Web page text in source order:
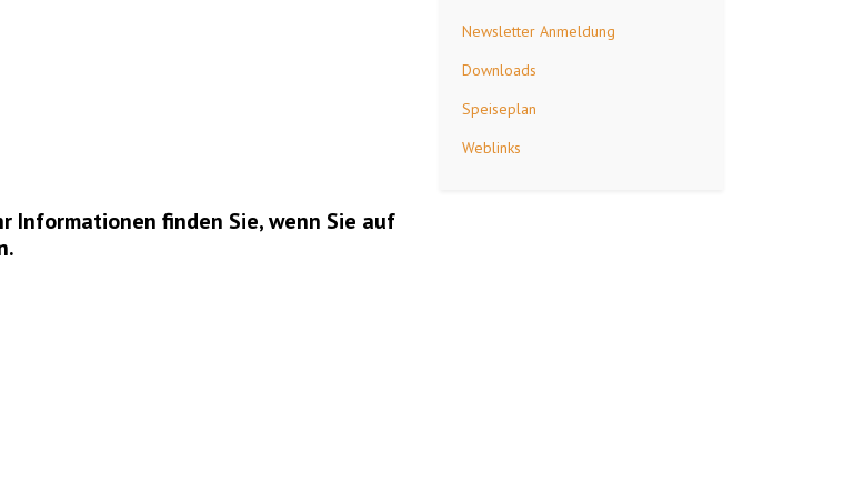
Informationen finden Sie, wenn Sie auf
Newsletter Anmeldung
Downloads
Speiseplan
Weblinks